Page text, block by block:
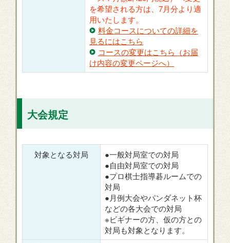
を希望される方は、7月分より適
用いたします。
料金コースについての詳細を
見るにはこちら
コースの変更はこちら（お届
け内容の変更ページへ）
大会規定
対象となる対局
●一般対局室での対局
●自由対局室での対局
●プロ棋士指導碁ルームでの
対局
●月例大会やパンダネット杯
などの各大会での対局
※ビギナーの方、仮の方との
対局も対象となります。